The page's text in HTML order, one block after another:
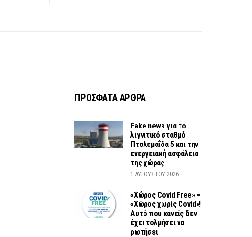
ΠΡΟΣΦΑΤΑ ΑΡΘΡΑ
Fake news για το
λιγνιτικό σταθμό
Πτολεμαΐδα 5 και την
ενεργειακή ασφάλεια
της χώρας
1 ΑΥΓΟΎΣΤΟΥ 2026
«Χώρος Covid Free» =
«Χώρος χωρίς Covid»!
Αυτό που κανείς δεν
έχει τολμήσει να
ρωτήσει